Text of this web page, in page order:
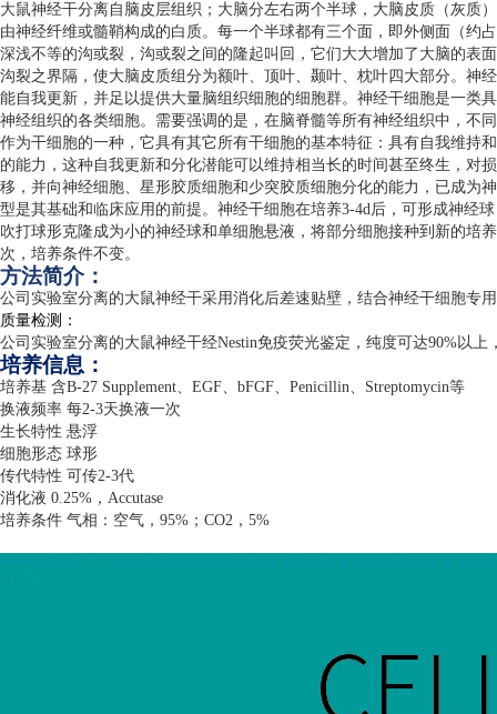
大鼠神经干分离自脑皮层组织；大脑分左右两个半球，大脑皮质（灰质
由神经纤维或髓鞘构成的白质。每一个半球都有三个面，即外侧面（约
深浅不等的沟或裂，沟或裂之间的隆起叫回，它们大大增加了大脑的表
沟裂之界隔，使大脑皮质组分为额叶、顶叶、颞叶、枕叶四大部分。神
能自我更新，并足以提供大量脑组织细胞的细胞群。神经干细胞是一类
神经组织的各类细胞。需要强调的是，在脑脊髓等所有神经组织中，不
作为干细胞的一种，它具有其它所有干细胞的基本特征：具有自我维持
的能力，这种自我更新和分化潜能可以维持相当长的时间甚至终生，对
移，并向神经细胞、星形胶质细胞和少突胶质细胞分化的能力，已成为
型是其基础和临床应用的前提。神经干细胞在培养3-4d后，可形成神经
吹打球形克隆成为小的神经球和单细胞悬液，将部分细胞接种到新的培
次，培养条件不变。
方法简介：
公司实验室分离的大鼠神经干采用消化后差速贴壁，结合神经干细胞专
质量检测：
公司实验室分离的大鼠神经干经Nestin免疫荧光鉴定，纯度可达90%以上
培养信息：
培养基 含B-27 Supplement、 EGF、 bFGF、 Penicillin、 Streptomycin等
换液频率 每2-3天换液一次
生长特性 悬浮
细胞形态 球形
传代特性 可传2-3代
消化液 0.25% ， Accutase
培养条件 气相：空气， 95% ； CO2 ， 5%